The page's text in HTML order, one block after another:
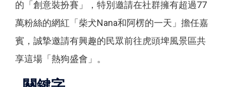
的「創意裝扮賽」，特別邀請在社群擁有超過77
萬粉絲的網紅「柴犬Nana和阿楞的一天」擔任嘉
賓，誠摯邀請有興趣的民眾前往虎頭埤風景區共
享這場「熱狗盛會」。